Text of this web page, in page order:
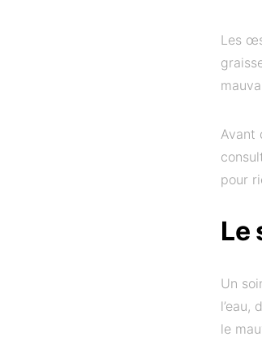
Les
Avant
pour
Le
Un
l’eau,
le